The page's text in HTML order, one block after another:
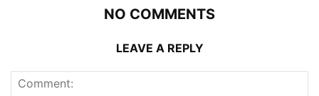
NO COMMENTS
LEAVE A REPLY